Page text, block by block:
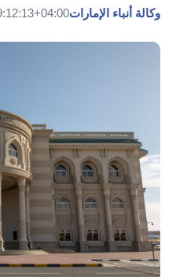
وكالة أنباء الإمارات